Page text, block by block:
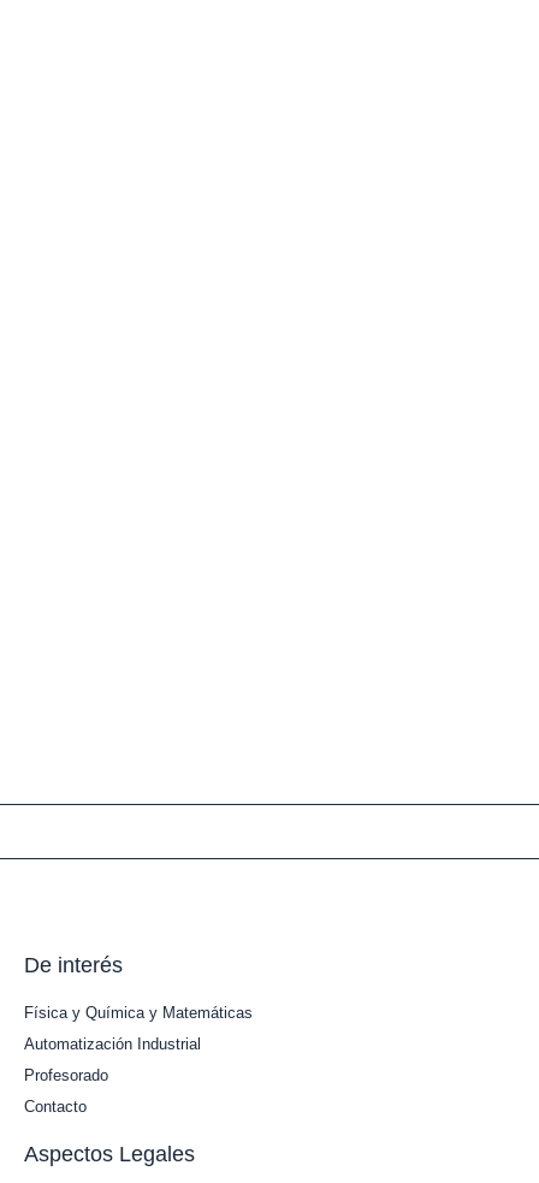
De interés
Física y Química y Matemáticas
Automatización Industrial
Profesorado
Contacto
Aspectos Legales